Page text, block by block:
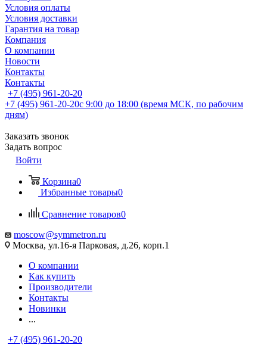
Условия оплаты
Условия доставки
Гарантия на товар
Компания
О компании
Новости
Контакты
Контакты
+7 (495) 961-20-20
+7 (495) 961-20-20с 9:00 до 18:00 (время МСК, по рабочим
дням)
Заказать звонок
Задать вопрос
Войти
Корзина0
Избранные товары0
Сравнение товаров0
moscow@symmetron.ru
Москва, ул.16-я Парковая, д.26, корп.1
О компании
Как купить
Производители
Контакты
Новинки
...
+7 (495) 961-20-20